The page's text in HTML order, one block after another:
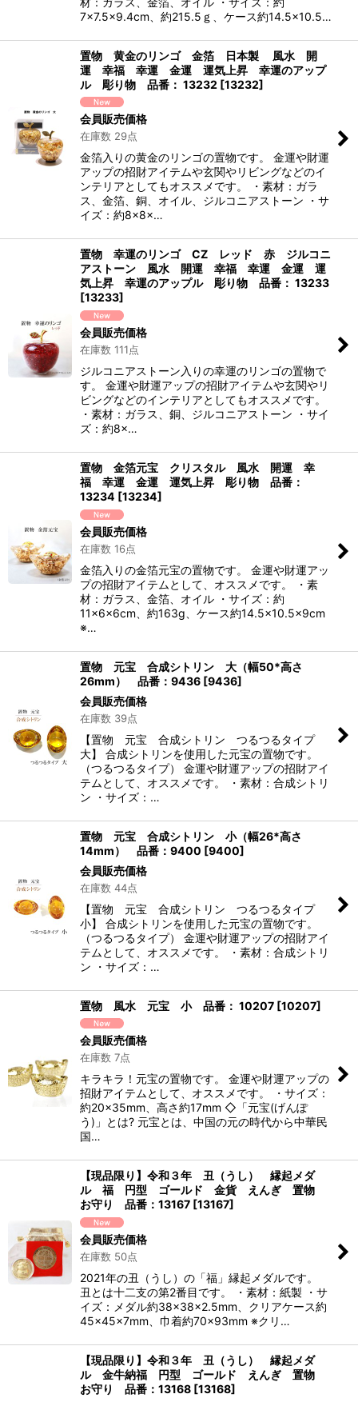
7×7.5×9.4cm、約215.5ｇ、ケース約14.5×10.5…
置物 黄金のリンゴ 金箔 日本製 風水 開
運 幸福 幸運 金運 運気上昇 幸運のアップ
ル 彫り物 品番： 13232 [13232]
会員販売価格
在庫数 29点
金箔入りの黄金のリンゴの置物です。 金運や財運
アップの招財アイテムや玄関やリビングなどのイ
ンテリアとしてもオススメです。 ・素材：ガラ
ス、金箔、銅、オイル、ジルコニアストーン ・サ
イズ：約8×8×…
置物 幸運のリンゴ CZ レッド 赤 ジルコニ
アストーン 風水 開運 幸福 幸運 金運 運
気上昇 幸運のアップル 彫り物 品番： 13233
[13233]
会員販売価格
在庫数 111点
ジルコニアストーン入りの幸運のリンゴの置物で
す。 金運や財運アップの招財アイテムや玄関やリ
ビングなどのインテリアとしてもオススメです。
・素材：ガラス、銅、ジルコニアストーン ・サイ
ズ：約8×…
置物 金箔元宝 クリスタル 風水 開運 幸
福 幸運 金運 運気上昇 彫り物 品番：
13234 [13234]
会員販売価格
在庫数 16点
金箔入りの金箔元宝の置物です。 金運や財運アッ
プの招財アイテムとして、オススメです。 ・素
材：ガラス、金箔、オイル ・サイズ：約
11×6×6cm、約163g、ケース約14.5×10.5×9cm
※…
置物 元宝 合成シトリン 大（幅50*高さ
26mm） 品番：9436 [9436]
会員販売価格
在庫数 39点
【置物 元宝 合成シトリン つるつるタイプ
大】 合成シトリンを使用した元宝の置物です。
（つるつるタイプ） 金運や財運アップの招財アイ
テムとして、オススメです。 ・素材：合成シトリ
ン ・サイズ：…
置物 元宝 合成シトリン 小（幅26*高さ
14mm） 品番：9400 [9400]
会員販売価格
在庫数 44点
【置物 元宝 合成シトリン つるつるタイプ
小】 合成シトリンを使用した元宝の置物です。
（つるつるタイプ） 金運や財運アップの招財アイ
テムとして、オススメです。 ・素材：合成シトリ
ン ・サイズ：…
置物 風水 元宝 小 品番： 10207 [10207]
会員販売価格
在庫数 7点
キラキラ！元宝の置物です。 金運や財運アップの
招財アイテムとして、オススメです。 ・サイズ：
約20×35mm、高さ約17mm ◇「元宝(げんぽ
う)」とは? 元宝とは、中国の元の時代から中華民
国…
【現品限り】令和３年 丑（うし） 縁起メダ
ル 福 円型 ゴールド 金貨 えんぎ 置物
お守り 品番：13167 [13167]
会員販売価格
在庫数 50点
2021年の丑（うし）の「福」縁起メダルです。
丑とは十二支の第2番目です。 ・素材：紙製 ・サ
イズ：メダル約38×38×2.5mm、クリアケース約
45×45×7mm、巾着約70×93mm ※クリ…
【現品限り】令和３年 丑（うし） 縁起メダ
ル 金牛納福 円型 ゴールド えんぎ 置物
お守り 品番：13168 [13168]